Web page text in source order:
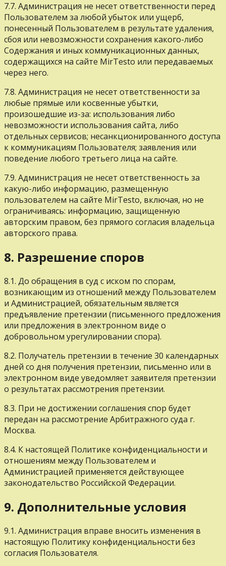
7.7. Администрация не несет ответственности перед
Пользователем за любой убыток или ущерб,
понесенный Пользователем в результате удаления,
сбоя или невозможности сохранения какого-либо
Содержания и иных коммуникационных данных,
содержащихся на сайте MirTesto или передаваемых
через него.
7.8. Администрация не несет ответственности за
любые прямые или косвенные убытки,
произошедшие из-за: использования либо
невозможности использования сайта, либо
отдельных сервисов; несанкционированного доступа
к коммуникациям Пользователя; заявления или
поведение любого третьего лица на сайте.
7.9. Администрация не несет ответственность за
какую-либо информацию, размещенную
пользователем на сайте MirTesto, включая, но не
ограничиваясь: информацию, защищенную
авторским правом, без прямого согласия владельца
авторского права.
8. Разрешение споров
8.1. До обращения в суд с иском по спорам,
возникающим из отношений между Пользователем
и Администрацией, обязательным является
предъявление претензии (письменного предложения
или предложения в электронном виде о
добровольном урегулировании спора).
8.2. Получатель претензии в течение 30 календарных
дней со дня получения претензии, письменно или в
электронном виде уведомляет заявителя претензии
о результатах рассмотрения претензии.
8.3. При не достижении соглашения спор будет
передан на рассмотрение Арбитражного суда г.
Москва.
8.4. К настоящей Политике конфиденциальности и
отношениям между Пользователем и
Администрацией применяется действующее
законодательство Российской Федерации.
9. Дополнительные условия
9.1. Администрация вправе вносить изменения в
настоящую Политику конфиденциальности без
согласия Пользователя.